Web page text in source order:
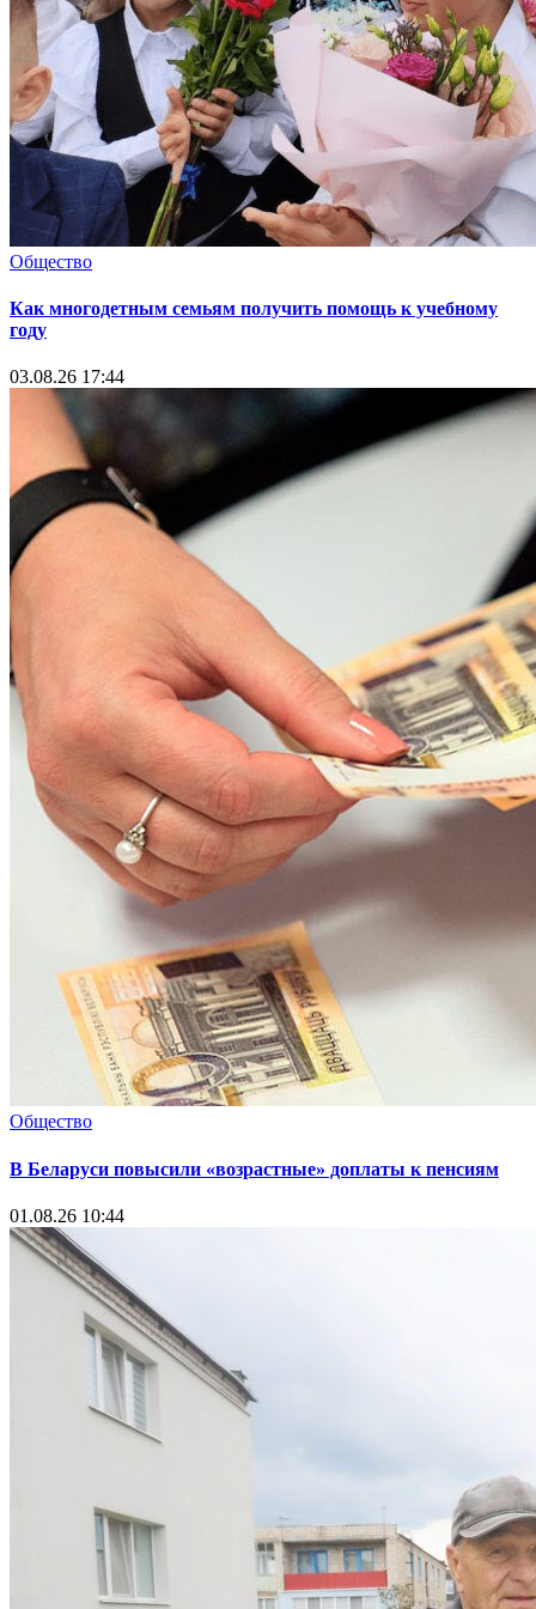
Общество
Как многодетным семьям получить помощь к учебному
году
03.08.26 17:44
Общество
В Беларуси повысили «возрастные» доплаты к пенсиям
01.08.26 10:44